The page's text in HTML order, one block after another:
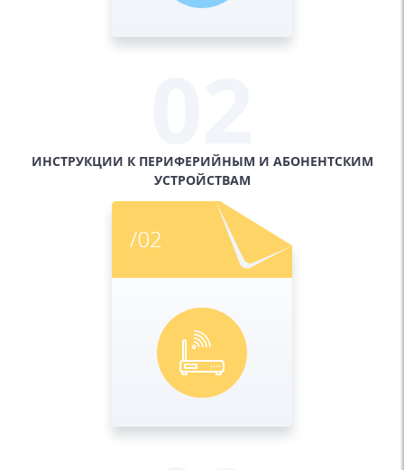
ИНСТРУКЦИИ К ПЕРИФЕРИЙНЫМ И АБОНЕНТСКИМ
УСТРОЙСТВАМ